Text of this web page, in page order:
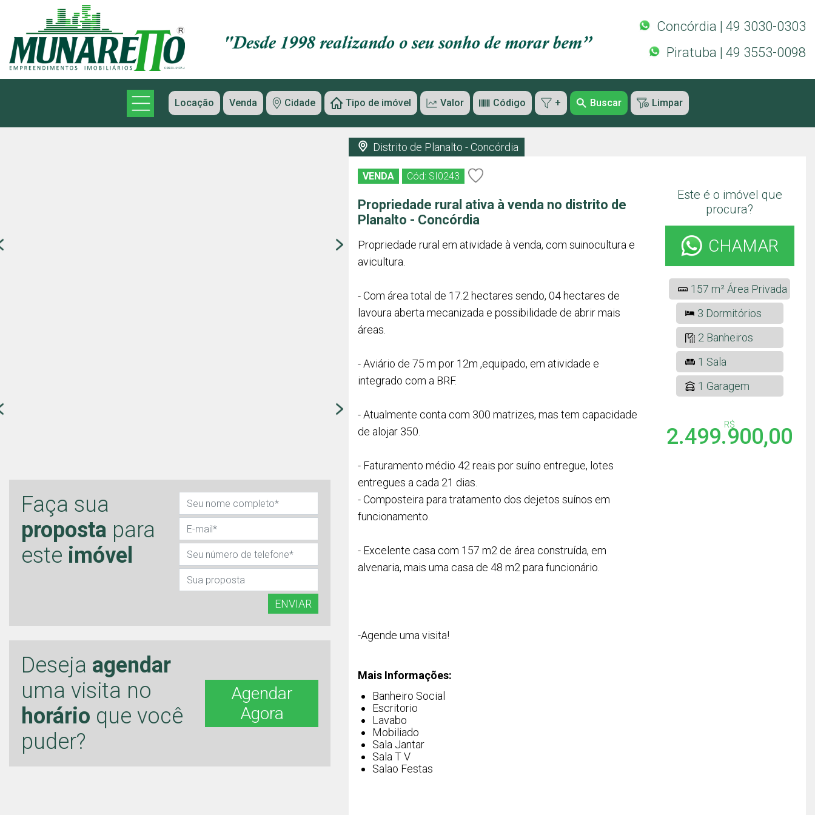
Concórdia | 49 3030-0303
Piratuba | 49 3553-0098
Locação Venda Cidade Tipo de imóvel Valor Código + Buscar Limpar
Faça sua
proposta para
este imóvel
ENVIAR
Deseja agendar
uma visita no
horário que você
puder?
Agendar
Agora
Distrito de Planalto - Concórdia
VENDA Cód: SI0243
Propriedade rural ativa à venda no distrito de
Planalto - Concórdia
Propriedade rural em atividade à venda, com suinocultura e
avicultura.
- Com área total de 17.2 hectares sendo, 04 hectares de
lavoura aberta mecanizada e possibilidade de abrir mais
áreas.
- Aviário de 75 m por 12m ,equipado, em atividade e
integrado com a BRF.
- Atualmente conta com 300 matrizes, mas tem capacidade
de alojar 350.
- Faturamento médio 42 reais por suíno entregue, lotes
entregues a cada 21 dias.
- Composteira para tratamento dos dejetos suínos em
funcionamento.
- Excelente casa com 157 m2 de área construída, em
alvenaria, mais uma casa de 48 m2 para funcionário.
-Agende uma visita!
Mais Informações:
Banheiro Social
Escritorio
Lavabo
Mobiliado
Sala Jantar
Sala T V
Salao Festas
Este é o imóvel que
procura?
CHAMAR
157 m² Área Privada
3 Dormitórios
2 Banheiros
1 Sala
1 Garagem
R$
2.499.900,00